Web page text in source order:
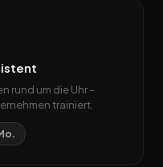
rund um die Uhr –
trainiert.